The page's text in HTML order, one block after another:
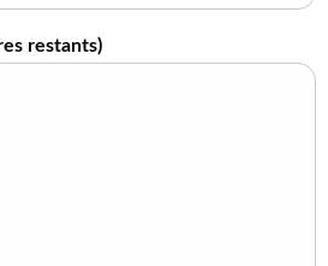
restants)